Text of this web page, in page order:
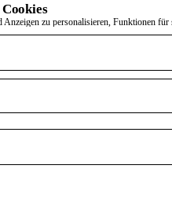
zu personalisieren, Funktionen